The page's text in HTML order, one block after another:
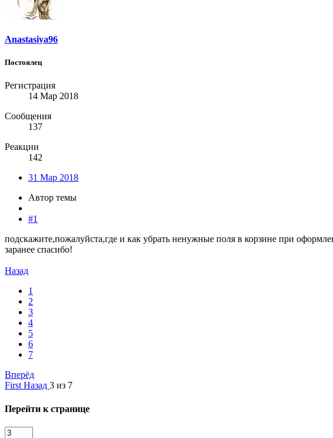
Anastasiya96
Постоялец
Регистрация
14 Мар 2018
Сообщения
137
Реакции
142
31 Мар 2018
Автор темы
#1
подскажите,пожалуйста,где и как убрать ненужные поля в корзине при
заранее спасибо!
Назад
1
2
3
4
5
6
7
Вперёд
First Назад 3 из 7
Перейти к странице